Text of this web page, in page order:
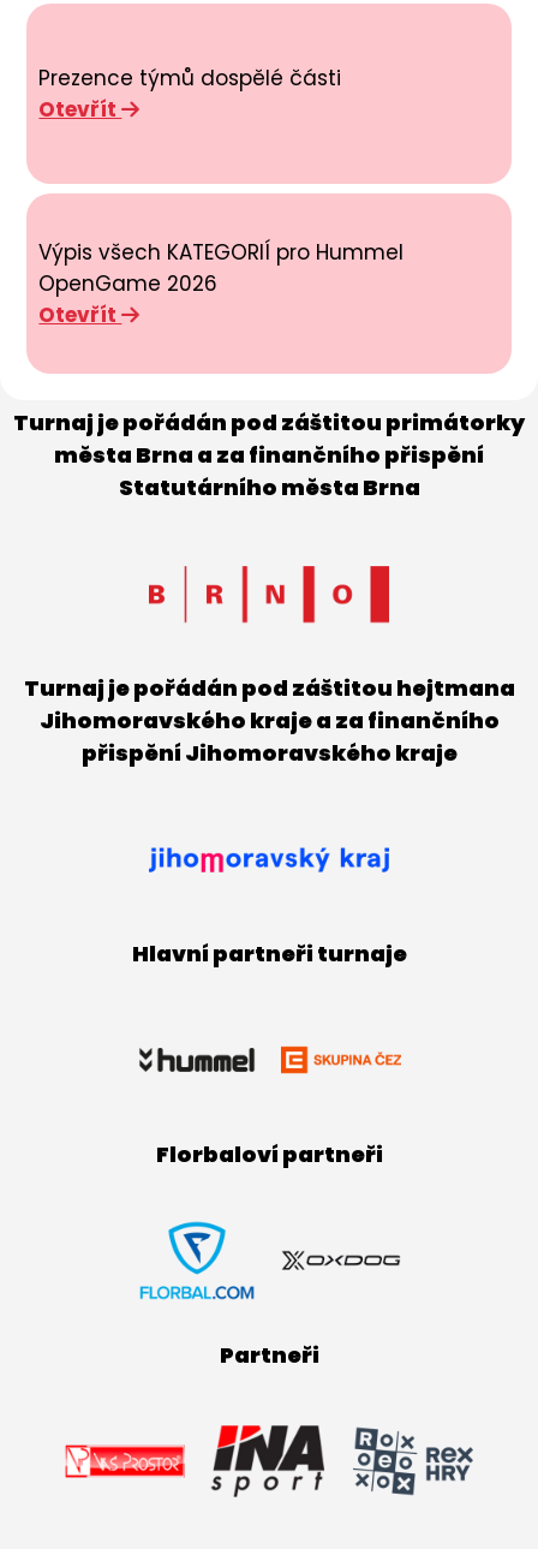
Prezence týmů dospělé části
Otevřít
Výpis všech KATEGORIÍ pro Hummel
OpenGame 2026
Otevřít
Turnaj je pořádán pod záštitou primátorky
města Brna a za finančního přispění
Statutárního města Brna
Turnaj je pořádán pod záštitou hejtmana
Jihomoravského kraje a za finančního
přispění Jihomoravského kraje
Hlavní partneři turnaje
Florbaloví partneři
Partneři